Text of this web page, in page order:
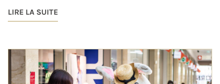
LIRE LA SUITE